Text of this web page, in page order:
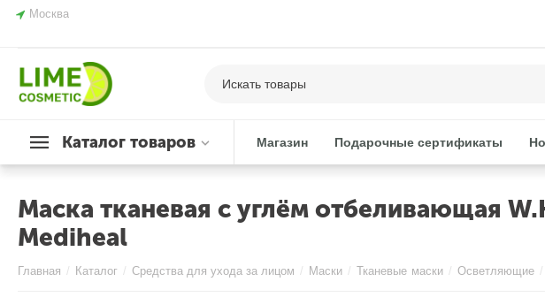
Москва
Каталог товаров Магазин Подарочные сертификаты
Маска тканевая с углём отбеливающая
Mediheal
Главная / Каталог / Средства для ухода за лицом / Маски / Тканевые маски / Осветляющие /